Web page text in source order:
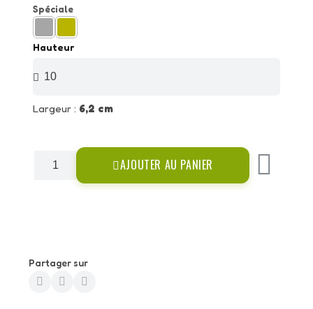
Spéciale
Hauteur
Largeur : 6,2 cm
AJOUTER AU PANIER
Partager sur